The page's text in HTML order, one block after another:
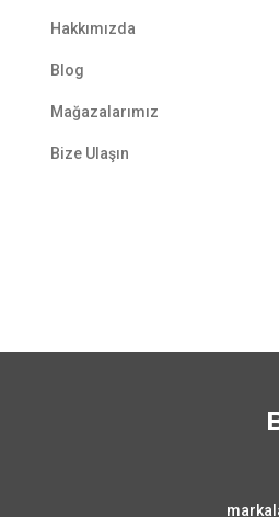
Hakkımızda
Blog
Mağazalarımız
Bize Ulaşın